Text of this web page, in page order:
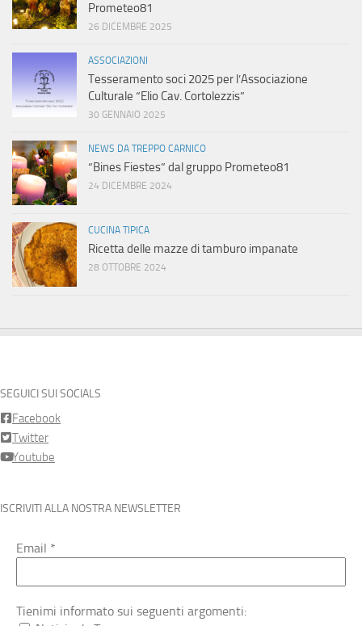
Prometeo81
26 DICEMBRE 2025
ASSOCIAZIONI
Tesseramento soci 2025 per l’Associazione
Culturale “Elio Cav. Cortolezzis”
30 GENNAIO 2025
NEWS DA TREPPO CARNICO
“Bines Fiestes” dal gruppo Prometeo81
24 DICEMBRE 2024
CUCINA TIPICA
Ricetta delle mazze di tamburo impanate
28 OTTOBRE 2024
SEGUICI SUI SOCIALS
Facebook
Twitter
Youtube
ISCRIVITI ALLA NOSTRA NEWSLETTER
Email *
Tienimi informato sui seguenti argomenti: